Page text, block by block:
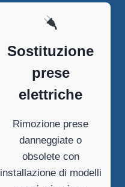
Sostituzione
prese
elettriche
Rimozione prese
danneggiate o
obsolete con
installazione di modelli